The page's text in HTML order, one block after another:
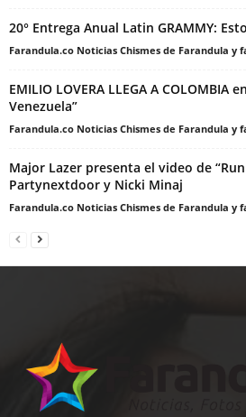
20° Entrega Anual Latin GRAMMY:
Farandula.co Noticias Chismes de Farandula y
EMILIO LOVERA LLEGA A COLOMBIA
Venezuela”
Farandula.co Noticias Chismes de Farandula y
Major Lazer presenta el video de
Partynextdoor y Nicki Minaj
Farandula.co Noticias Chismes de Farandula y